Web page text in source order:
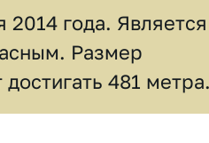
2014 года. Является
Размер
481